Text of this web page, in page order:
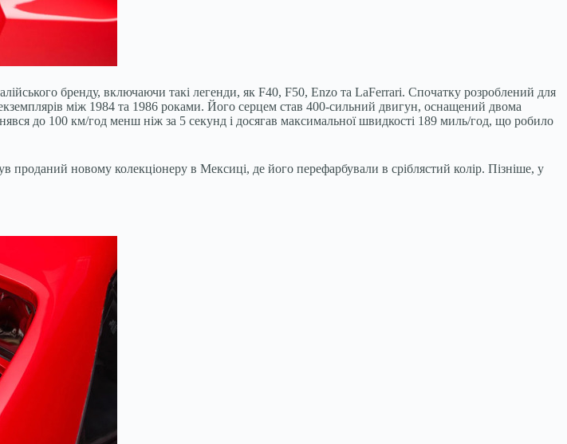
бренду, включаючи такі легенди, як F40, F50, Enzo та LaFerrari. Спочатку розроблений для
між 1984 та 1986 роками. Його серцем став 400-сильний двигун, оснащений двома
до 100 км/год менш ніж за 5 секунд і досягав максимальної швидкості 189 миль/год, що робило
проданий новому колекціонеру в Мексиці, де його перефарбували в сріблястий колір. Пізніше, у